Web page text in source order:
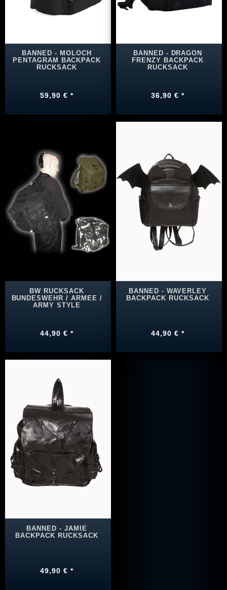
BANNED - MOLOCH
PENTAGRAM BACKPACK
RUCKSACK
59,90 € *
BANNED - DRAGON
FRENZY BACKPACK
RUCKSACK
36,90 € *
BW RUCKSACK
BUNDESWEHR / ARMEE /
ARMY STYLE
44,90 € *
BANNED - WAVERLEY
BACKPACK RUCKSACK
44,90 € *
BANNED - JAMIE
BACKPACK RUCKSACK
49,90 € *